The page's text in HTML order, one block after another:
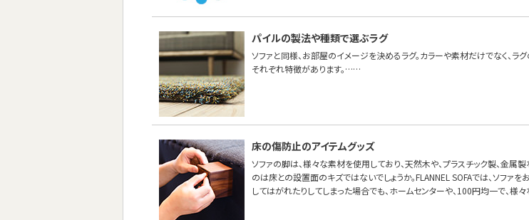
パイルの製法や種類で選ぶラグ
ソファと同様、お部屋のイメージを決めるラグ。カラーや素材だけでなく、ラ
それぞれ特徴があります。……
床の傷防止のアイテムグッズ
ソファの脚は、様々な素材を使用しており、天然木や、プラスチック製、金
のは床との設置面のキズではないでしょうか。FLANNEL SOFAでは、ソファ
してはがれたりしてしまった場合でも、ホームセンターや、100円均一で、